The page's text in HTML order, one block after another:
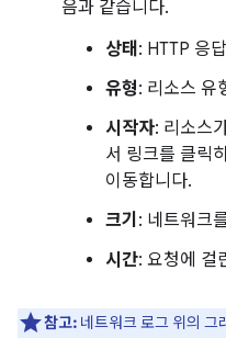
음과 같습니다.
상태 : HTTP 응
유형: 리소스 유
시작자: 리소스
서 링크를 클릭
이동합니다.
크기 : 네트워크
시간: 요청에 걸
참고: 네트워크 로그 위의 그